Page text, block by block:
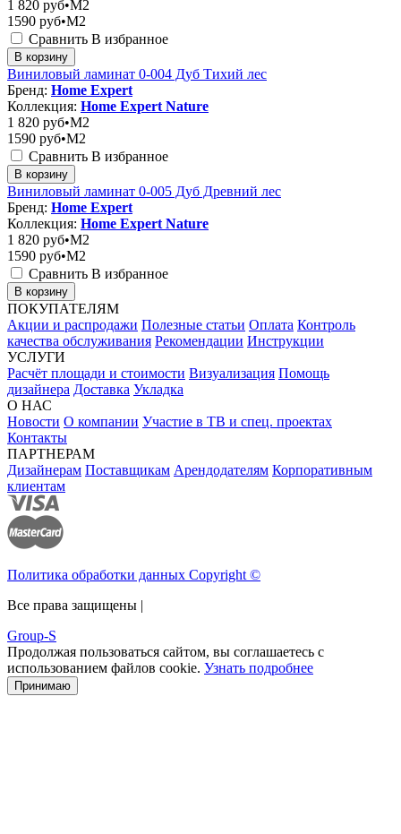
1 820 руб•M2
1590 руб•M2
Сравнить В избранное
В корзину
Виниловый ламинат 0-004 Дуб Тихий лес
Бренд: Home Expert
Коллекция: Home Expert Nature
1 820 руб•M2
1590 руб•M2
Сравнить В избранное
В корзину
Виниловый ламинат 0-005 Дуб Древний лес
Бренд: Home Expert
Коллекция: Home Expert Nature
1 820 руб•M2
1590 руб•M2
Сравнить В избранное
В корзину
ПОКУПАТЕЛЯМ
Акции и распродажи Полезные статьи Оплата Контроль
качества обслуживания Рекомендации Инструкции
УСЛУГИ
Расчёт площади и стоимости Визуализация Помощь
дизайнера Доставка Укладка
О НАС
Новости О компании Участие в ТВ и спец. проектах
Контакты
ПАРТНЕРАМ
Дизайнерам Поставщикам Арендодателям Корпоративным
клиентам
Политика обработки данных Copyright ©
Все права защищены |
Group-S
Продолжая пользоваться сайтом, вы соглашаетесь с
использованием файлов cookie. Узнать подробнее
Принимаю